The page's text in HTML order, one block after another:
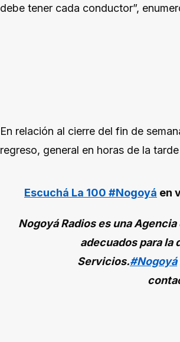
debe tener cada conductor”,
En relación al cierre del fin de
regreso, general en horas de la
Escuchá La 100 #Nogoyá en
Nogoyá Radios es una
adecuados para la
Servicios.#Nogoyá